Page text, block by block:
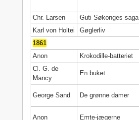
Chr. Larsen Guti Søkonges saga
Karl von Holtei
Gøglerliv
1861
Anon
Krokodille-batteriet
Cl. G. de
Mancy
En buket
George Sand De grønne damer
Anon Emte-jægerne